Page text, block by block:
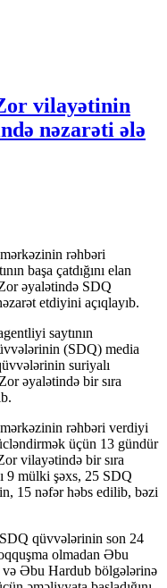
vilayətinin
nəzarəti ələ
rəhbəri
başa çatdığını elan
əyalətində SDQ
etdiyini açıqlayıb.
saytının
(SDQ) media
suriyalı
əyalətində bir sıra
rəhbəri verdiyi
üçün 13 gündür
vilayətində bir sıra
9 mülki şəxs, 25 SDQ
15 nəfər həbs edilib, bəzi
qüvvələrinin son 24
olmadan Əbu
Əbu Hardub bölgələrinə